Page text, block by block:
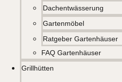
Dachentwässerung
Gartenmöbel
Ratgeber Gartenhäuser
FAQ Gartenhäuser
Grillhütten